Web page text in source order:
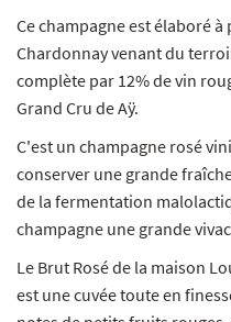
Ce champagne est élaboré
Chardonnay venant du
complète par 12% de vin
Grand Cru de Aÿ.
C'est un champagne rosé
conserver une grande
de la fermentation
champagne une grande
Le Brut Rosé de la maison
est une cuvée toute en